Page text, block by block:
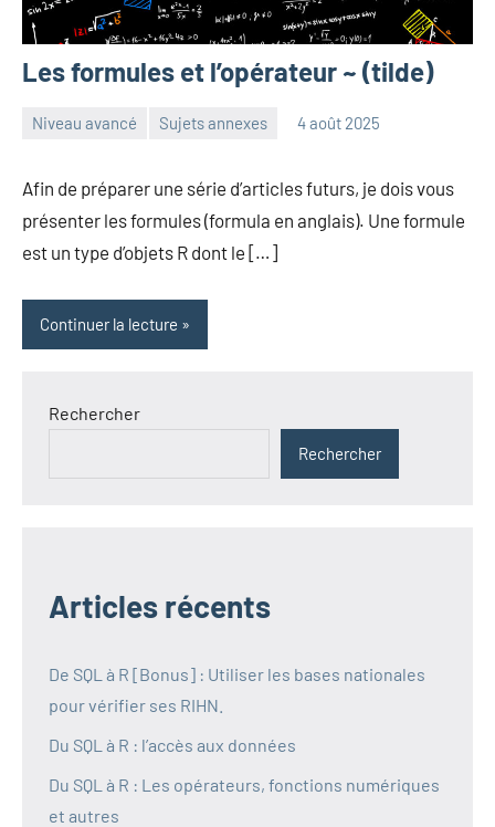
Les formules et l’opérateur ~ (tilde)
Niveau avancé Sujets annexes 4 août 2025
Afin de préparer une série d’articles futurs, je dois vous
présenter les formules (formula en anglais). Une formule
est un type d’objets R dont le […]
Continuer la lecture
Rechercher
Rechercher
Articles récents
De SQL à R [Bonus] : Utiliser les bases nationales
pour vérifier ses RIHN.
Du SQL à R : l’accès aux données
Du SQL à R : Les opérateurs, fonctions numériques
et autres